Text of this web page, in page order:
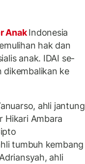
AnakIndonesia
hak dan
anak. IDAI se-
dikembalikan ke
ahli jantung
Hikari Ambara
tumbuh kembang
ahli